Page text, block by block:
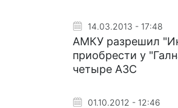
14.03.2013 - 17:48
АМКУ разрешил
приобрести у
четыре АЗС
01.10.2012 - 12:46